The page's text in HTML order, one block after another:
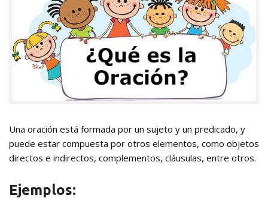
Una oración está formada por un sujeto y un predicado, y
puede estar compuesta por otros elementos, como objetos
directos e indirectos, complementos, cláusulas, entre otros.
Ejemplos: